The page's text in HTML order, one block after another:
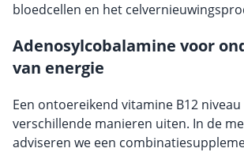
bloedcellen en het
Adenosylcobalamine voor
van energie
Een ontoereikend vitamine B12 niveau
verschillende manieren uiten. In de
adviseren we een